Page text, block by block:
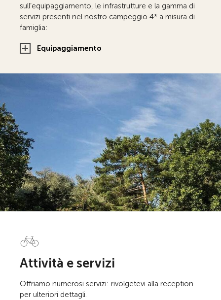
sull’equipaggiamento, le infrastrutture e la gamma di
servizi presenti nel nostro campeggio 4* a misura di
famiglia:
Equipaggiamento
Attività e servizi
Offriamo numerosi servizi: rivolgetevi alla reception
per ulteriori dettagli.